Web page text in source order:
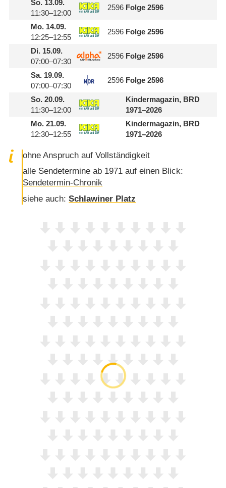
So.13.09.
11:30–12:00
2596 Folge 2596
Mo.14.09.
12:25–12:55
2596 Folge 2596
Di.15.09.
07:00–07:30
2596 Folge 2596
Sa.19.09.
07:00–07:30
2596 Folge 2596
So.20.09.
11:30–12:00
Kindermagazin, BRD
1971⁠–⁠2026
Mo.21.09.
12:30–12:55
Kindermagazin, BRD
1971⁠–⁠2026
ohne Anspruch auf Vollständigkeit
alle Sendetermine ab 1971 auf einen Blick:
Sendetermin-Chronik
siehe auch:Schlawiner Platz